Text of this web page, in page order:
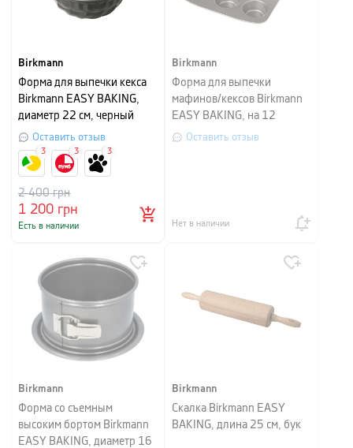
Birkmann
Форма для выпечки кекса
Birkmann EASY BAKING,
диаметр 22 см, черный
Оставить отзыв
1 200 грн
2 400грн
Есть в наличии
3 3 3
Birkmann
Форма для выпечки
мафинов/кексов Birkmann
EASY BAKING, на 12
порций, черный
Оставить отзыв
Нет в наличии
Birkmann
Форма со съемным
высоким бортом Birkmann
EASY BAKING, диаметр 16
Birkmann
Скалка Birkmann EASY
BAKING, длина 25 см, бук